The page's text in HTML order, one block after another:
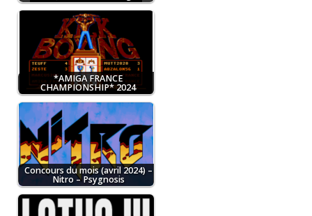
*AMIGA FRANCE
CHAMPIONSHIP* 2024
Concours du mois (avril 2024) –
Nitro – Psygnosis